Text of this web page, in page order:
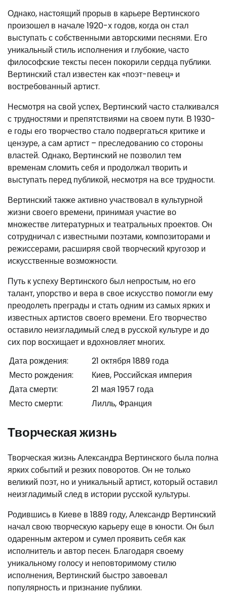
Однако, настоящий прорыв в карьере Вертинского
произошел в начале 1920-х годов, когда он стал
выступать с собственными авторскими песнями. Его
уникальный стиль исполнения и глубокие, часто
философские тексты песен покорили сердца публики.
Вертинский стал известен как «поэт-певец» и
востребованный артист.
Несмотря на свой успех, Вертинский часто сталкивался
с трудностями и препятствиями на своем пути. В 1930-
е годы его творчество стало подвергаться критике и
цензуре, а сам артист – преследованию со стороны
властей. Однако, Вертинский не позволил тем
временам сломить себя и продолжал творить и
выступать перед публикой, несмотря на все трудности.
Вертинский также активно участвовал в культурной
жизни своего времени, принимая участие во
множестве литературных и театральных проектов. Он
сотрудничал с известными поэтами, композиторами и
режиссерами, расширяя свой творческий кругозор и
искусственные возможности.
Путь к успеху Вертинского был непростым, но его
талант, упорство и вера в свое искусство помогли ему
преодолеть преграды и стать одним из самых ярких и
известных артистов своего времени. Его творчество
оставило неизгладимый след в русской культуре и до
сих пор восхищает и вдохновляет многих.
Дата рождения:
21 октября 1889 года
Место рождения:
Киев, Российская империя
Дата смерти:
21 мая 1957 года
Место смерти:
Лилль, Франция
Творческая жизнь
Творческая жизнь Александра Вертинского была полна
ярких событий и резких поворотов. Он не только
великий поэт, но и уникальный артист, который оставил
неизгладимый след в истории русской культуры.
Родившись в Киеве в 1889 году, Александр Вертинский
начал свою творческую карьеру еще в юности. Он был
одаренным актером и сумел проявить себя как
исполнитель и автор песен. Благодаря своему
уникальному голосу и неповторимому стилю
исполнения, Вертинский быстро завоевал
популярность и признание публики.